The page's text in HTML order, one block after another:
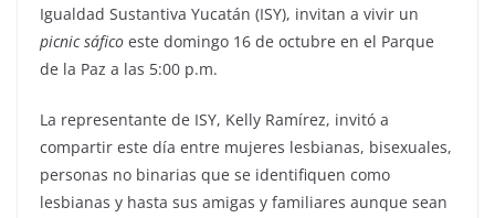
Igualdad Sustantiva Yucatán (ISY), invitan a vivir un
picnic sáfico este domingo 16 de octubre en el Parque
de la Paz a las 5:00 p.m.
La representante de ISY, Kelly Ramírez, invitó a
compartir este día entre mujeres lesbianas, bisexuales,
personas no binarias que se identifiquen como
lesbianas y hasta sus amigas y familiares aunque sean